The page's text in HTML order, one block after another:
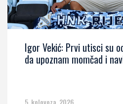
Igor Vekić: Prvi utisci su
da upoznam momčad i
5. kolovoza, 2026